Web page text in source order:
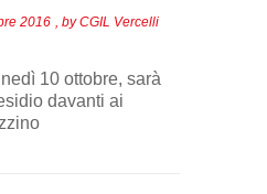
2016 , byCGIL Vercelli
10 ottobre, sarà
davanti ai